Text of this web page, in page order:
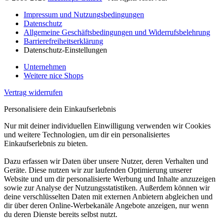
Impressum und Nutzungsbedingungen
Datenschutz
Allgemeine Geschäftsbedingungen und Widerrufsbelehrung
Barrierefreiheitserklärung
Datenschutz-Einstellungen
Unternehmen
Weitere nice Shops
Vertrag widerrufen
Personalisiere dein Einkaufserlebnis
Nur mit deiner individuellen Einwilligung verwenden wir Cookies
und weitere Technologien, um dir ein personalisiertes
Einkaufserlebnis zu bieten.
Dazu erfassen wir Daten über unsere Nutzer, deren Verhalten und
Geräte. Diese nutzen wir zur laufenden Optimierung unserer
Website und um dir personalisierte Werbung und Inhalte anzuzeigen
sowie zur Analyse der Nutzungsstatistiken. Außerdem können wir
deine verschlüsselten Daten mit externen Anbietern abgleichen und
dir über deren Online-Werbekanäle Angebote anzeigen, nur wenn
du deren Dienste bereits selbst nutzt.